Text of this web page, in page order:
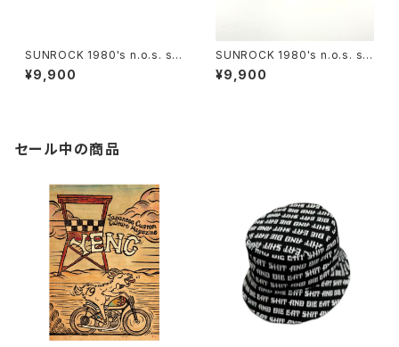
SUNROCK 1980's n.o.s. su
nglasses- Pink/Black fram
e x green lens
¥9,900
SUNROCK 1980's n.o.s. su
nglasses-Yellow/Black fra
me x grey lens
¥9,900
セール中の商品